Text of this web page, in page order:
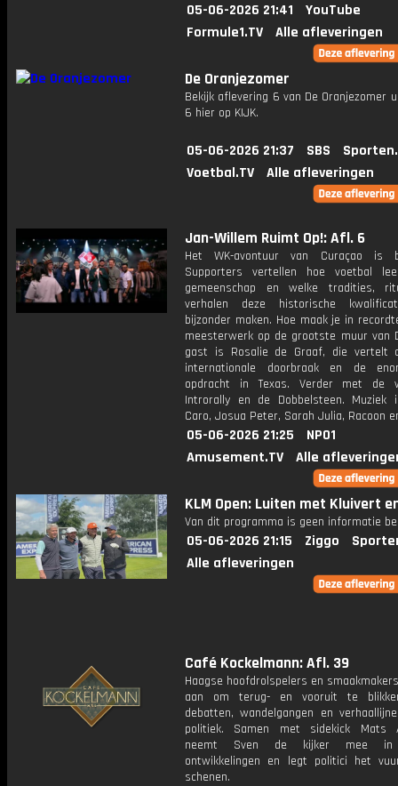
05-06-2026 21:41
YouTube
Formule1.TV
Alle afleveringen
De Oranjezomer
Bekijk aflevering 6 van De Oranjezomer
6 hier op KIJK.
05-06-2026 21:37 SBS
Voetbal.TV
Alle afleveringen
Jan-Willem Ruimt Op!: Afl. 6
Het WK-avontuur van Curaçao is
Supporters vertellen hoe voetbal
gemeenschap en welke tradities,
verhalen deze historische
bijzonder maken. Hoe maak je in
meesterwerk op de grootste muur van
gast is Rosalie de Graaf, die vertelt
internationale doorbraak en de
opdracht in Texas. Verder met de
Introrally en de Dobbelsteen.
Caro, Josua Peter, Sarah Julia, Racoon
05-06-2026 21:25
NPO1
Amusement.TV
Alle
KLM Open: Luiten met Kluivert
Van dit programma is geen informatie
05-06-2026 21:15 Ziggo
Alle afleveringen
Café Kockelmann: Afl. 39
Haagse hoofdrolspelers en
aan om terug- en vooruit te
debatten, wandelgangen en
politiek. Samen met sidekick Mats
neemt Sven de kijker mee in
ontwikkelingen en legt politici het
schenen.